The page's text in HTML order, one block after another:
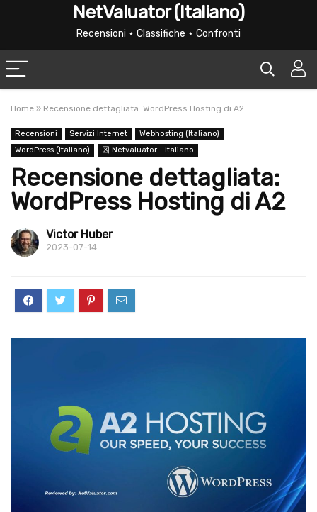
NetValuator (Italiano)
Recensioni ⋆ Classifiche ⋆ Confronti
Home » Recensione dettagliata: WordPress Hosting di A2
Recensioni Servizi Internet
Webhosting (Italiano)
WordPress (Italiano)
龱 Netvaluator - Italiano
Recensione dettagliata:
WordPress Hosting di A2
Victor Huber
2023-07-14